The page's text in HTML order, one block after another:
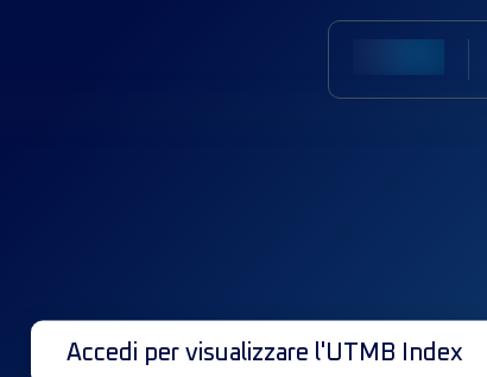
Accedi per visualizzare l'UTMB Index